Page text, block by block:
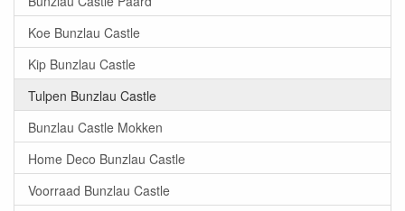
Koe Bunzlau Castle
Kip Bunzlau Castle
Tulpen Bunzlau Castle
Bunzlau Castle Mokken
Home Deco Bunzlau Castle
Voorraad Bunzlau Castle